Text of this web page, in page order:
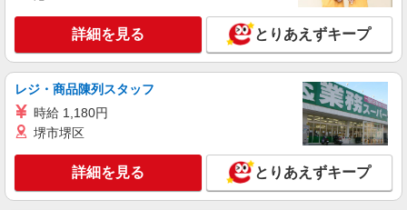
詳細を見る とりあえずキープ
レジ・商品陳列スタッフ
時給 1,180円
堺市堺区
詳細を見る とりあえずキープ